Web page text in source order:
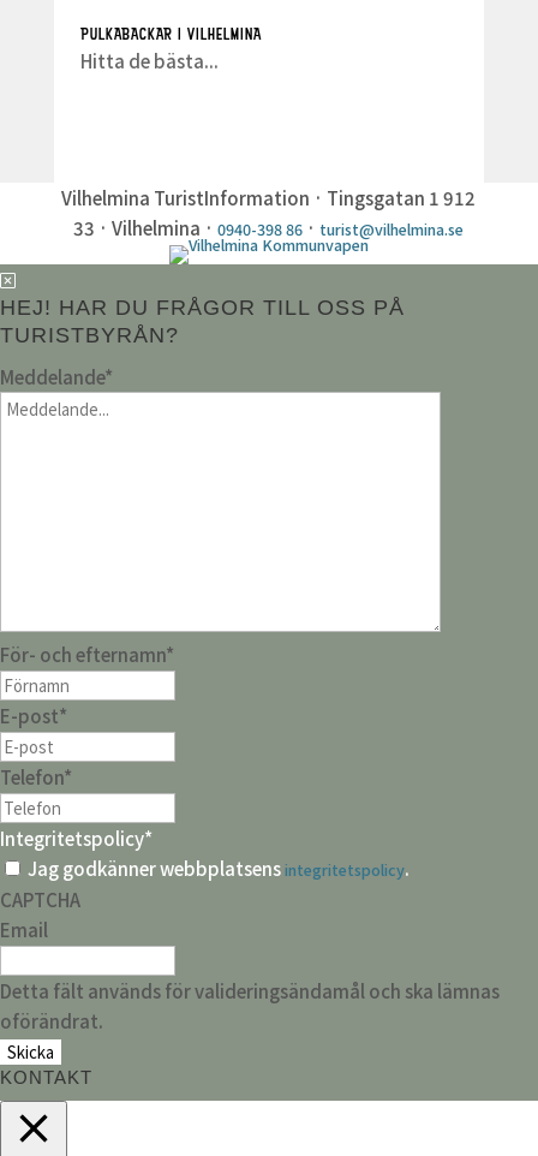
PULKABACKAR I VILHELMINA
Hitta de bästa...
Vilhelmina TuristInformation · Tingsgatan 1 912
33 · Vilhelmina ·0940-398 86 · turist@vilhelmina.se
HEJ! HAR DU FRÅGOR TILL OSS PÅ
TURISTBYRÅN?
Meddelande*
För- och efternamn*
E-post*
Telefon*
Integritetspolicy*
Jag godkänner webbplatsensintegritetspolicy.
CAPTCHA
Email
Detta fält används för valideringsändamål och ska lämnas
oförändrat.
KONTAKT